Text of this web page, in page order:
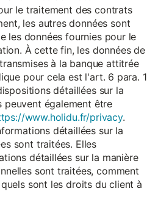
le traitement des contrats
les autres données sont
les données fournies pour le
À cette fin, les données de
à la banque attitrée
pour cela est l'art. 6 para. 1
détaillées sur la
également être
www.holidu.fr/privacy.
détaillées sur la
sont traitées. Elles
détaillées sur la manière
sont traitées, comment
sont les droits du client à